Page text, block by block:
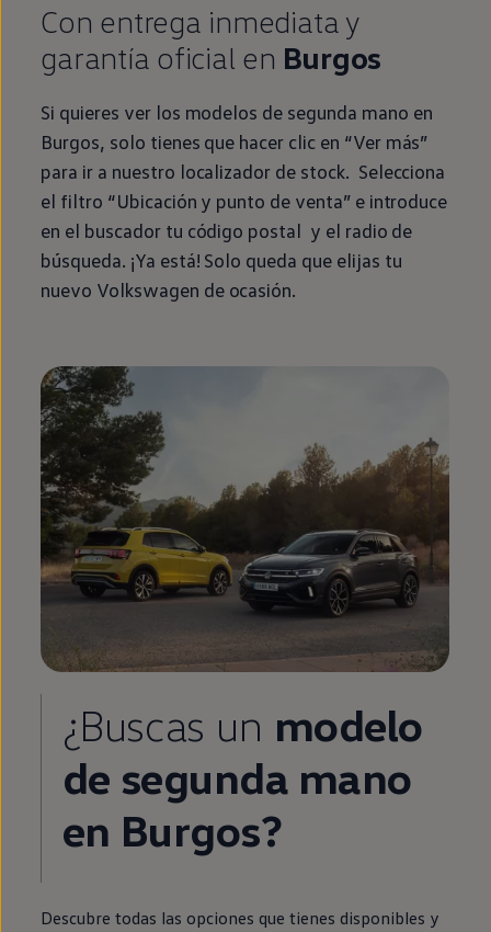
Con entrega inmediata y
garantía oficial en Burgos
Si quieres ver los modelos de segunda mano en
Burgos, solo tienes que hacer clic en “Ver más”
para ir a nuestro localizador de stock. Selecciona
el filtro “Ubicación y punto de venta” e introduce
en el buscador tu código postal y el radio de
búsqueda. ¡Ya está! Solo queda que elijas tu
nuevo Volkswagen de ocasión.
¿Buscas un modelo
de segunda mano
en Burgos?
Descubre todas las opciones que tienes disponibles y